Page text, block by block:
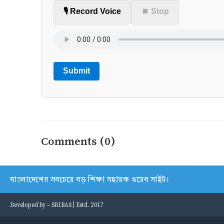
🎙️ Record Voice ⏹ Stop
Submit
Comments (0)
বাংলাদেশের সবচেয়ে বড় শিক্ষা সহায়ক ওয়েব সাইট।
Developed by - SRIBAS | Estd. 2017